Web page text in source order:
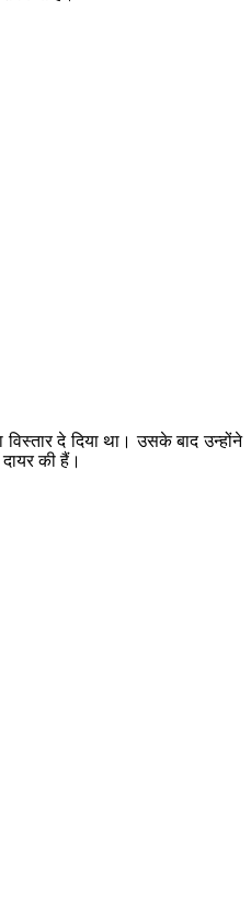
दे दिया था। उसके बाद उन्होंने
की हैं।